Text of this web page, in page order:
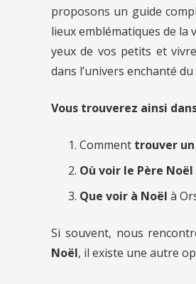
proposons un guide
lieux emblématiques de la
yeux de vos petits et
dans l’univers enchanté
Vous trouverez ainsi
Comment trouver
Où voir le Père Noël
Que voir à Noël à
Si souvent, nous
Noël, il existe une autre